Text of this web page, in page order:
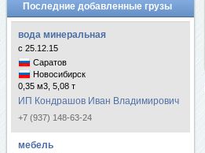
Последние добавленные грузы
вода минеральная
с 25.12.15
Саратов
Новосибирск
0,35 м3, 5,08 т
ИП Кондрашов Иван Владимирович
+7 (937) 148-63-24
мебель